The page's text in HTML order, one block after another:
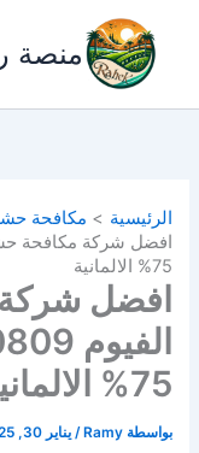
المحتوى
منصة
الرئيسية
مكافحة
75% الالمانية
افضل
75% الالمانية
بواسطة Ramy
/يناير 30, 2025